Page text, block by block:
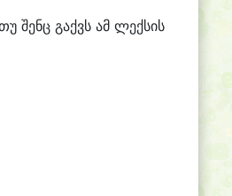
შენც გაქვს ამ ლექსის